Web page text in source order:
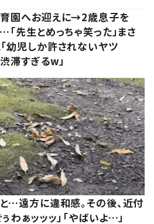
園へお迎えに→2歳息子を
先生とめっちゃ笑った」まさ
幼児しか許されないヤツ
滞すぎるw」
…遠方に違和感。その後、近付
わぁッッッ」「やばいよ…」